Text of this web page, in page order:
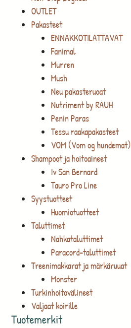
OUTLET
Pakasteet
ENNAKKOTILATTAVAT
Fanimal
Murren
Mush
Neu pakasteruoat
Nutriment by RAUH
Penin Paras
Tessu raakapakasteet
VOM (Vom og hundemat)
Shampoot ja hoitoaineet
Iv San Bernard
Tauro Pro Line
Syystuotteet
Huomiotuotteet
Taluttimet
Nahkataluttimet
Paracord-taluttimet
Treenimakkarat ja märkäruuat
Monster
Turkinhoitovälineet
Valjaat koirille
Tuotemerkit